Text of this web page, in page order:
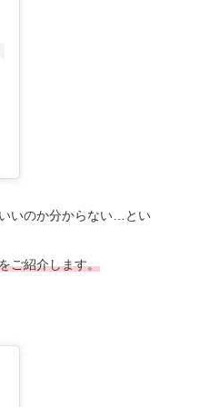
いのか分からない…とい
ご紹介します。